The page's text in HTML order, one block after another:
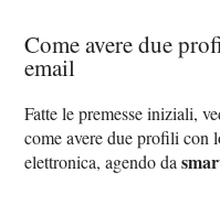
Come avere due
email
Fatte le premesse iniziali,
come avere due profili con
elettronica, agendo da